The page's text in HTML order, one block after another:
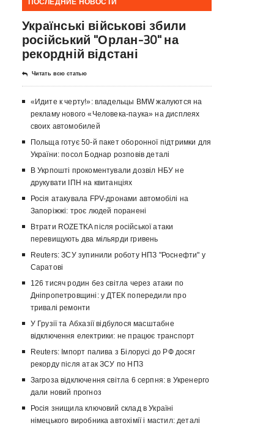
Українські військові збили
російський "Орлан-30" на
рекордній відстані
Читать всю статью
«Идите к черту!»: владельцы BMW жалуются на
рекламу нового «Человека-паука» на дисплеях
своих автомобилей
Польща готує 50-й пакет оборонної підтримки для
України: посол Боднар розповів деталі
В Укрпошті прокоментували дозвіл НБУ не
друкувати ІПН на квитанціях
Росія атакувала FPV-дронами автомобілі на
Запоріжжі: троє людей поранені
Втрати ROZETKA після російської атаки
перевищують два мільярди гривень
Reuters: ЗСУ зупинили роботу НПЗ "Роснефти" у
Саратові
126 тисяч родин без світла через атаки по
Дніпропетровщині: у ДТЕК попередили про
тривалі ремонти
У Грузії та Абхазії відбулося масштабне
відключення електрики: не працює транспорт
Reuters: Імпорт палива з Білорусі до РФ досяг
рекорду після атак ЗСУ по НПЗ
Загроза відключення світла 6 серпня: в Укренерго
дали новий прогноз
Росія знищила ключовий склад в Україні
німецького виробника автохімії і мастил: деталі